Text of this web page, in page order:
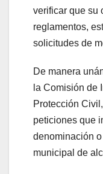
verificar que su
reglamentos,
solicitudes de
De manera
la Comisión de
Protección
peticiones que
denominación
municipal de